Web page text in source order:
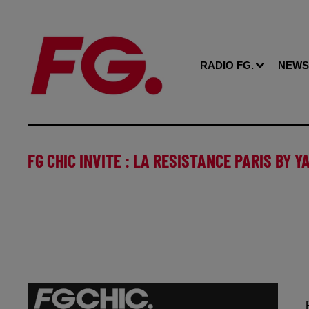
RADIO FG. NEWS
FG CHIC INVITE : LA RESISTANCE PARIS BY